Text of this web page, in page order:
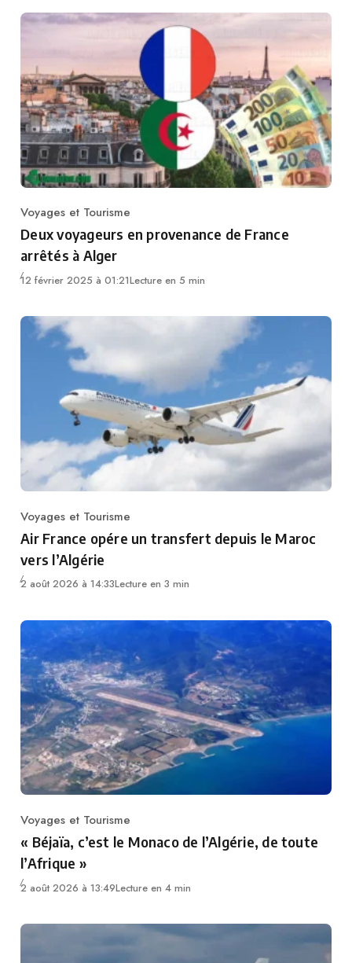
Category
Voyages et Tourisme
Deux voyageurs en provenance de France
arrêtés à Alger
12 février 2025 à 01:21Lecture en 5 min
Category
Voyages et Tourisme
Air France opére un transfert depuis le Maroc
vers l’Algérie
2 août 2026 à 14:33Lecture en 3 min
Category
Voyages et Tourisme
« Béjaïa, c’est le Monaco de l’Algérie, de toute
l’Afrique »
2 août 2026 à 13:49Lecture en 4 min